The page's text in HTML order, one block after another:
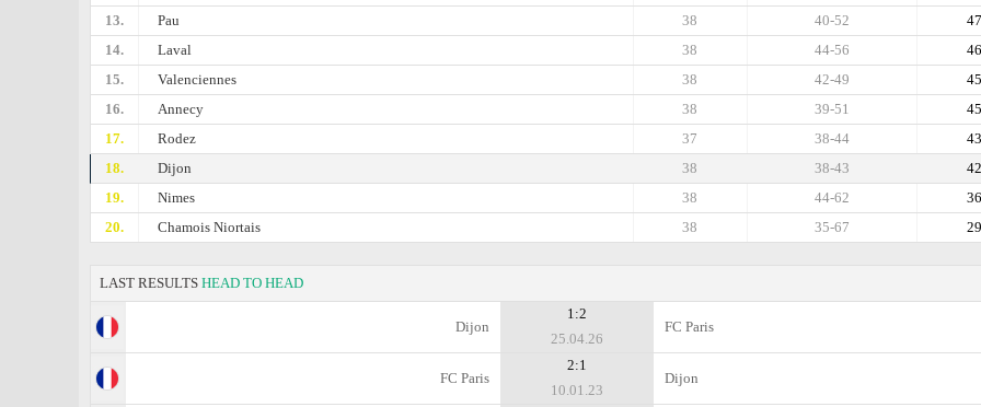
13.
Pau 47
40-52
38
14.
Laval 46
44-56
38
15.
Valenciennes 45
42-49
38
16.
Annecy 45
39-51
38
17.
Rodez 43
38-44
37
18.
Dijon 42
38-43
38
19.
Nimes 36
44-62
38
20.
Chamois Niortais 29
35-67
38
LAST RESULTS HEAD TO HEAD
Dijon
1:2
25.04.26
FC Paris
FC Paris
2:1
10.01.23
Dijon